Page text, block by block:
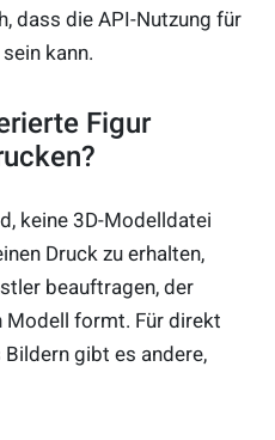
dass die API-Nutzung für
kann.
Figur
keine 3D-Modelldatei
Druck zu erhalten,
beauftragen, der
Modell formt. Für direkt
gibt es andere,